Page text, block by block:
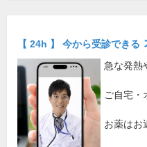
【 24h 】 今から受診できる
急な発熱
ご自宅・
お薬はお